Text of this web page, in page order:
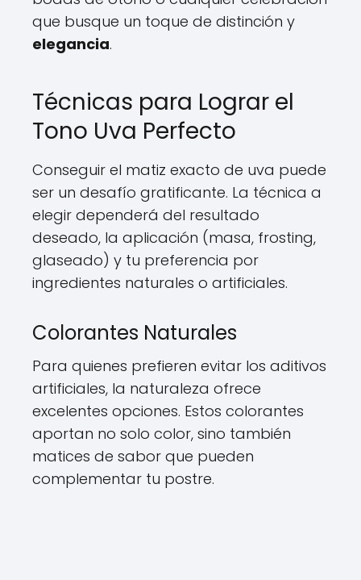
que busque un toque de distinción y
elegancia.
Técnicas para Lograr el
Tono Uva Perfecto
Conseguir el matiz exacto de uva puede
ser un desafío gratificante. La técnica a
elegir dependerá del resultado
deseado, la aplicación (masa, frosting,
glaseado) y tu preferencia por
ingredientes naturales o artificiales.
Colorantes Naturales
Para quienes prefieren evitar los aditivos
artificiales, la naturaleza ofrece
excelentes opciones. Estos colorantes
aportan no solo color, sino también
matices de sabor que pueden
complementar tu postre.